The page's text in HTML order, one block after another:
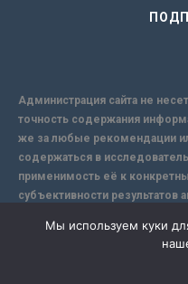
Администрация сайта не
точность содержания
же за любые рекомендации
содержаться в
применимость её к
субъективности результатов
надежной защиты
Мы используем куки